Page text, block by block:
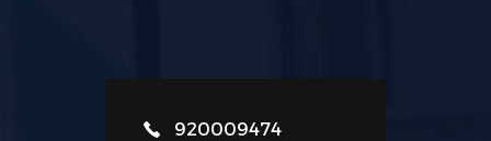
920009474